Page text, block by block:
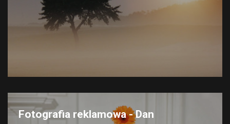
Fotografia reklamowa - Dan